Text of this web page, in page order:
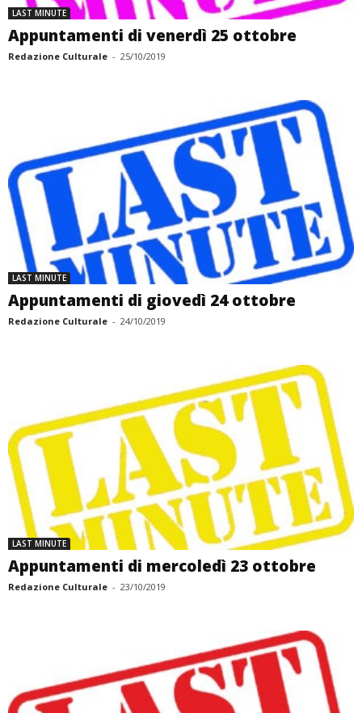
LAST MINUTE
Appuntamenti di venerdì 25 ottobre
Redazione Culturale - 25/10/2019
LAST MINUTE
Appuntamenti di giovedì 24 ottobre
Redazione Culturale - 24/10/2019
LAST MINUTE
Appuntamenti di mercoledì 23 ottobre
Redazione Culturale - 23/10/2019